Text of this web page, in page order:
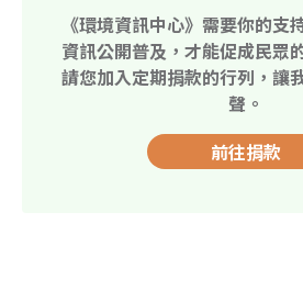
《環境資訊中心》需要你的支
資訊公開普及，才能促成民眾
請您加入定期捐款的行列，讓
聲。
前往捐款